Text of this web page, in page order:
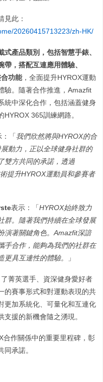
見此：
20260415713223/zh-HK/
產品類別，包括智慧手錶、
，搭配互連應用體驗、
功能，全面提升HYROX運動
驗。隨著合作推進，Amazfit
統中深化合作，包括涵蓋健身
365訓練網路。
「 我們欣然將與HYROX的合
動力，正以全球健身社群的
雙方共同的承諾，透過
提升HYROX運動員和參賽者
表示：「 HYROX始終致力
群。隨著我們持續在全球發展
演著關鍵角色。Amazfit深諳
手合作，能夠為我們的社群在
具互連性的體驗。
」
菁英選手、資深健身愛好者
的賽事形式和對運動表現的共
更加系統化、可量化和互連化
援的新機會隨之湧現。
合作關係中的重要里程碑，彰
承諾。